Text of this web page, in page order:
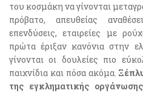
του κοσμάκη να γίνονται
πρόβατο, απευθείας
επενδύσεις, εταιρείες με
πρώτα έριξαν κανόνια στην
γίνονται οι δουλείες πιο
παιχνίδια και πόσα ακόμα.
της εγκληματικής